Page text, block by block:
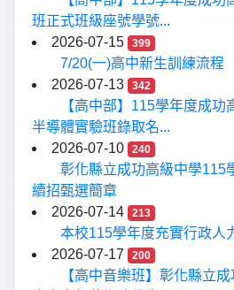
班正式班級座號學號...
2026-07-15
399
7/20(一)高中新生訓練流程
2026-07-13
342
【高中部】115學年度成
半導體實驗班錄取名...
2026-07-10
240
彰化縣立成功高級中學115
續招甄選簡章
2026-07-14
213
本校115學年度充實行政人
2026-07-17
200
【高中音樂班】彰化縣立